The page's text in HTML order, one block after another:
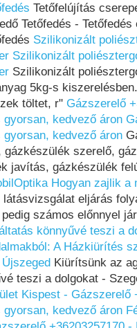
Tetőfelújítás
Tetőfedés -
Szilikonizált
Szilikonizált
Szilikonizált
5kg-s
töltet, r" Gázszerelő
kedvező áron
kedvező áron
gázkészülék szerelő,
javítás, gázkészülék
Hogyan zajlik a
eljárás
számos előnnyel
könnyűvé teszi a
A Házkiürítés
Kiürítsünk az
teszi a dolgokat -
Kispest - Gázszerelő
kedvező áron